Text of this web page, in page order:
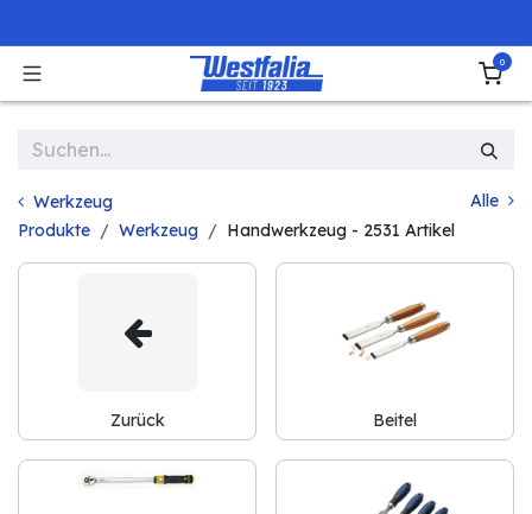
0
Werkzeug
Alle
Produkte
Werkzeug Handwerkzeug - 2531 Artikel
Zurück Beitel